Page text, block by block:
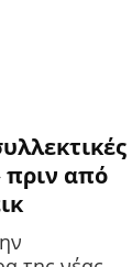
πριν από